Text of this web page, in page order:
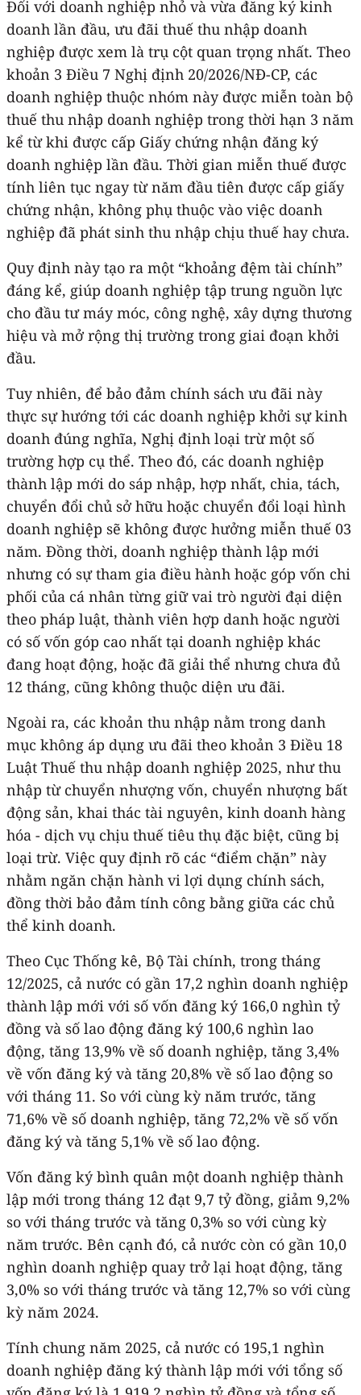
Đối với doanh nghiệp nhỏ và vừa đăng ký kinh
doanh lần đầu, ưu đãi thuế thu nhập doanh
nghiệp được xem là trụ cột quan trọng nhất. Theo
khoản 3 Điều 7 Nghị định 20/2026/NĐ-CP, các
doanh nghiệp thuộc nhóm này được miễn toàn bộ
thuế thu nhập doanh nghiệp trong thời hạn 3 năm
kể từ khi được cấp Giấy chứng nhận đăng ký
doanh nghiệp lần đầu. Thời gian miễn thuế được
tính liên tục ngay từ năm đầu tiên được cấp giấy
chứng nhận, không phụ thuộc vào việc doanh
nghiệp đã phát sinh thu nhập chịu thuế hay chưa.
Quy định này tạo ra một “khoảng đệm tài chính”
đáng kể, giúp doanh nghiệp tập trung nguồn lực
cho đầu tư máy móc, công nghệ, xây dựng thương
hiệu và mở rộng thị trường trong giai đoạn khởi
đầu.
Tuy nhiên, để bảo đảm chính sách ưu đãi này
thực sự hướng tới các doanh nghiệp khởi sự kinh
doanh đúng nghĩa, Nghị định loại trừ một số
trường hợp cụ thể. Theo đó, các doanh nghiệp
thành lập mới do sáp nhập, hợp nhất, chia, tách,
chuyển đổi chủ sở hữu hoặc chuyển đổi loại hình
doanh nghiệp sẽ không được hưởng miễn thuế 03
năm. Đồng thời, doanh nghiệp thành lập mới
nhưng có sự tham gia điều hành hoặc góp vốn chi
phối của cá nhân từng giữ vai trò người đại diện
theo pháp luật, thành viên hợp danh hoặc người
có số vốn góp cao nhất tại doanh nghiệp khác
đang hoạt động, hoặc đã giải thể nhưng chưa đủ
12 tháng, cũng không thuộc diện ưu đãi.
Ngoài ra, các khoản thu nhập nằm trong danh
mục không áp dụng ưu đãi theo khoản 3 Điều 18
Luật Thuế thu nhập doanh nghiệp 2025, như thu
nhập từ chuyển nhượng vốn, chuyển nhượng bất
động sản, khai thác tài nguyên, kinh doanh hàng
hóa - dịch vụ chịu thuế tiêu thụ đặc biệt, cũng bị
loại trừ. Việc quy định rõ các “điểm chặn” này
nhằm ngăn chặn hành vi lợi dụng chính sách,
đồng thời bảo đảm tính công bằng giữa các chủ
thể kinh doanh.
Theo Cục Thống kê, Bộ Tài chính, trong tháng
12/2025, cả nước có gần 17,2 nghìn doanh nghiệp
thành lập mới với số vốn đăng ký 166,0 nghìn tỷ
đồng và số lao động đăng ký 100,6 nghìn lao
động, tăng 13,9% về số doanh nghiệp, tăng 3,4%
về vốn đăng ký và tăng 20,8% về số lao động so
với tháng 11. So với cùng kỳ năm trước, tăng
71,6% về số doanh nghiệp, tăng 72,2% về số vốn
đăng ký và tăng 5,1% về số lao động.
Vốn đăng ký bình quân một doanh nghiệp thành
lập mới trong tháng 12 đạt 9,7 tỷ đồng, giảm 9,2%
so với tháng trước và tăng 0,3% so với cùng kỳ
năm trước. Bên cạnh đó, cả nước còn có gần 10,0
nghìn doanh nghiệp quay trở lại hoạt động, tăng
3,0% so với tháng trước và tăng 12,7% so với cùng
kỳ năm 2024.
Tính chung năm 2025, cả nước có 195,1 nghìn
doanh nghiệp đăng ký thành lập mới với tổng số